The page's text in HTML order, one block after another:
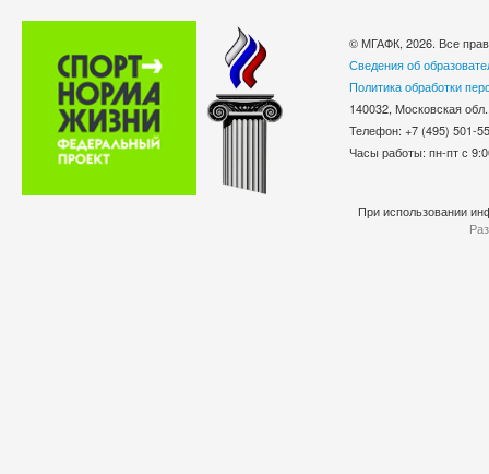
© МГАФК, 2026. Все
Сведения об
Политика обработки
140032, Московская
Телефон: +7 (495)
Часы работы: пн-пт с
При использовании